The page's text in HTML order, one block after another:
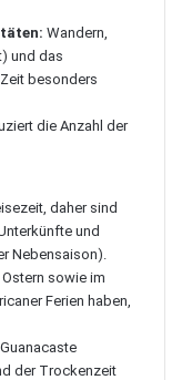
Wandern,
und das
besonders
die Anzahl der
daher sind
und
Nebensaison).
sowie im
Ferien haben,
der Trockenzeit